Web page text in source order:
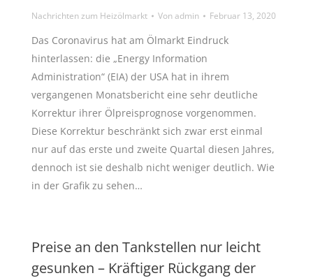
Nachrichten zum Heizölmarkt Vonadmin Februar 13, 2020
Das Coronavirus hat am Ölmarkt Eindruck
hinterlassen: die „Energy Information
Administration“ (EIA) der USA hat in ihrem
vergangenen Monatsbericht eine sehr deutliche
Korrektur ihrer Ölpreisprognose vorgenommen.
Diese Korrektur beschränkt sich zwar erst einmal
nur auf das erste und zweite Quartal diesen Jahres,
dennoch ist sie deshalb nicht weniger deutlich. Wie
in der Grafik zu sehen…
Preise an den Tankstellen nur leicht
gesunken – Kräftiger Rückgang der